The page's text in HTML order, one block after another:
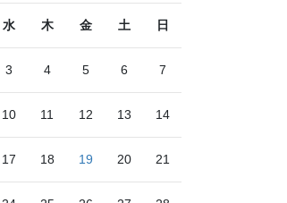
水 木 金 土 日
3 4 5 6 7
10 11 12 13 14
17 18 19 20 21